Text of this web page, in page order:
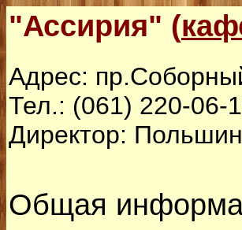
"Ассирия" (
Адрес:
Тел.: (061) 220-06-
Директор:
Общая